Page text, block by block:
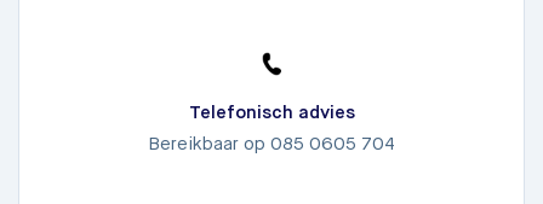
Telefonisch advies
Bereikbaar op 085 0605 704